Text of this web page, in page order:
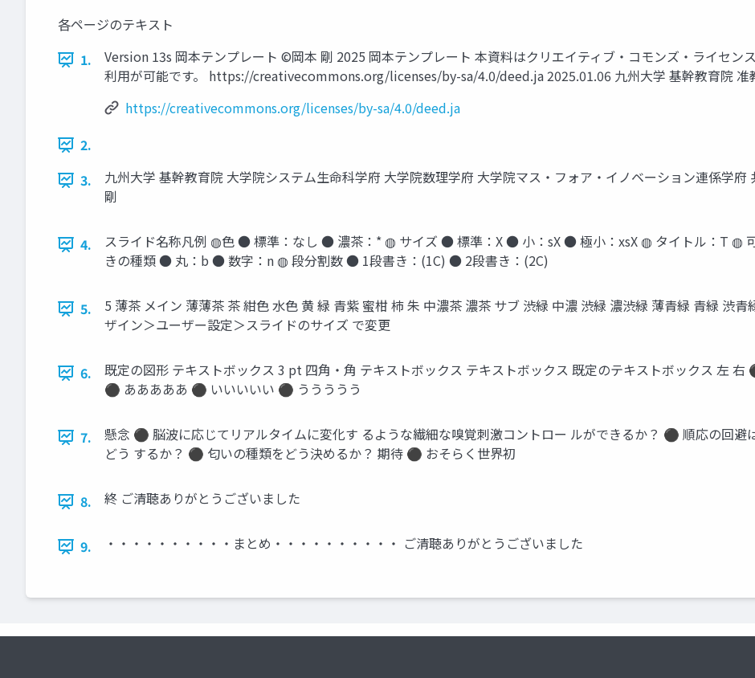
各ページのテキスト
1.
Version 13s 岡本テンプレート ©岡本 剛 2025 岡本テンプレート 本資料はクリエイティブ・コモンズ・ライセン
利用が可能です。 https://creativecommons.org/licenses/by-sa/4.0/deed.ja 2025.01.06 九州大学 基幹教育院 准
https://creativecommons.org/licenses/by-sa/4.0/deed.ja
2.
3.
九州大学 基幹教育院 大学院システム生命科学府 大学院数理学府 大学院マス・フォア・イノベーション連係学
剛
4.
スライド名称凡例 ◍色 ● 標準：なし ● 濃茶：* ◍ サイズ ● 標準：X ● 小：sX ● 極小：xsX ◍ タイトル：T ◍
きの種類 ● 丸：b ● 数字：n ◍ 段分割数 ● 1段書き：(1C) ● 2段書き：(2C)
5.
5 薄茶 メイン 薄薄茶 茶 紺色 水色 黄 緑 青紫 蜜柑 柿 朱 中濃茶 濃茶 サブ 渋緑 中濃 渋緑 濃渋緑 薄青緑 青緑 渋
ザイン＞ユーザー設定＞スライドのサイズ で変更
6.
既定の図形 テキストボックス 3 pt 四角・角 テキストボックス テキストボックス 既定のテキストボックス 左
⚫ あああああ ⚫ いいいいい ⚫ ううううう
7.
懸念 ⚫ 脳波に応じてリアルタイムに変化す るような繊細な嗅覚刺激コントロー ルができるか？ ⚫ 順応の回
どう するか？ ⚫ 匂いの種類をどう決めるか？ 期待 ⚫ おそらく世界初
8. 終 ご清聴ありがとうございました
9. ・・・・・・・・・・まとめ・・・・・・・・・・ ご清聴ありがとうございました